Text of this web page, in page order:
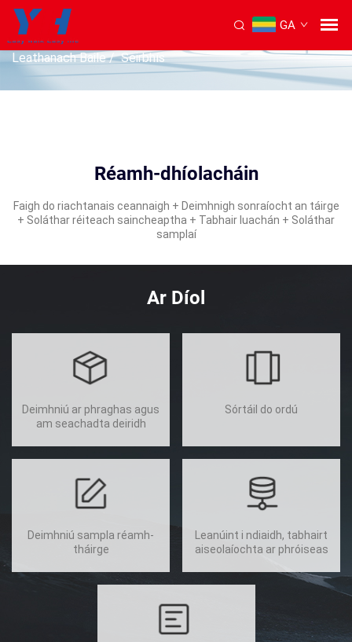
GA
SEIRBHÍS
Leathanach Baile/Seirbhís
Réamh-dhíolacháin
Faigh do riachtanais ceannaigh + Deimhnigh sonraíocht an táirge
+ Soláthar réiteach saincheaptha + Tabhair luachán + Soláthar
samplaí
Ar Díol
Deimhniú ar phraghas agus
am seachadta deiridh
Sórtáil do ordú
Deimhniú sampla réamh-
tháirge
Leanúint i ndiaidh, tabhairt
aiseolaíochta ar phróiseas